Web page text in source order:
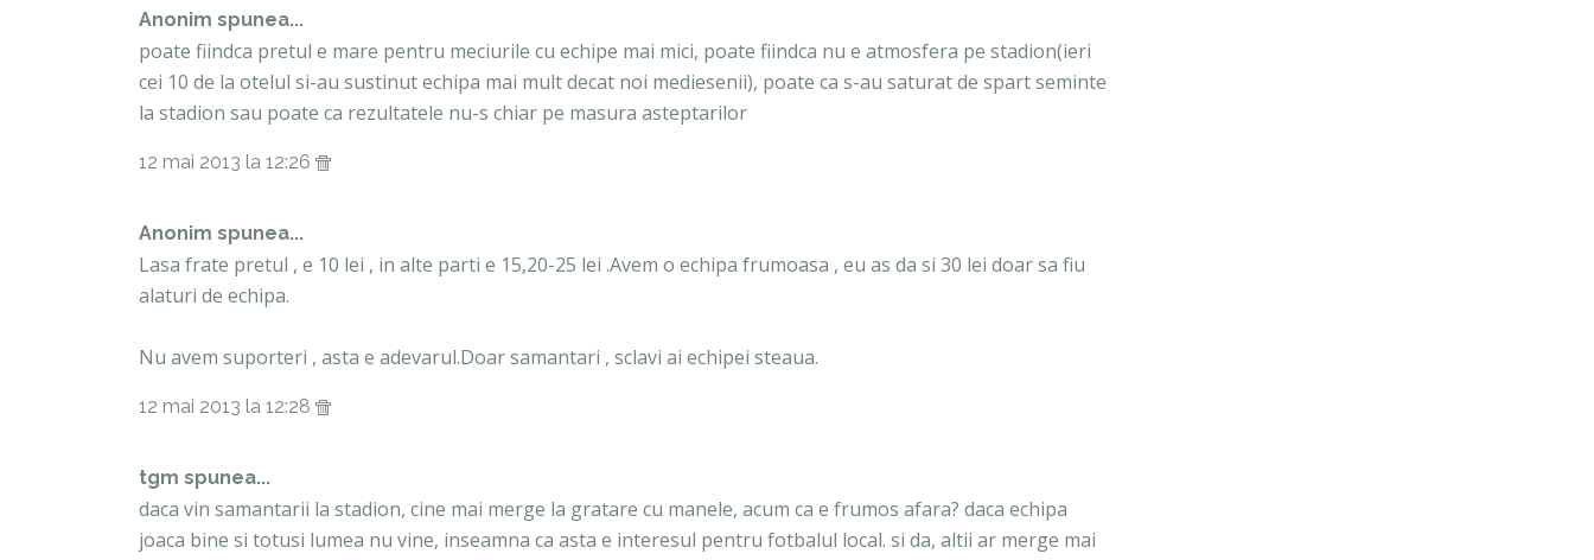
Anonim spunea...
poate fiindca pretul e mare pentru meciurile cu echipe mai mici, poate fiindca nu e atmosfera pe stadion(ieri
cei 10 de la otelul si-au sustinut echipa mai mult decat noi mediesenii), poate ca s-au saturat de spart seminte
la stadion sau poate ca rezultatele nu-s chiar pe masura asteptarilor
12 mai 2013 la 12:26
Anonim spunea...
Lasa frate pretul , e 10 lei , in alte parti e 15,20-25 lei .Avem o echipa frumoasa , eu as da si 30 lei doar sa fiu
alaturi de echipa.
Nu avem suporteri , asta e adevarul.Doar samantari , sclavi ai echipei steaua.
12 mai 2013 la 12:28
tgm spunea...
daca vin samantarii la stadion, cine mai merge la gratare cu manele, acum ca e frumos afara? daca echipa
joaca bine si totusi lumea nu vine, inseamna ca asta e interesul pentru fotbalul local. si da, altii ar merge mai